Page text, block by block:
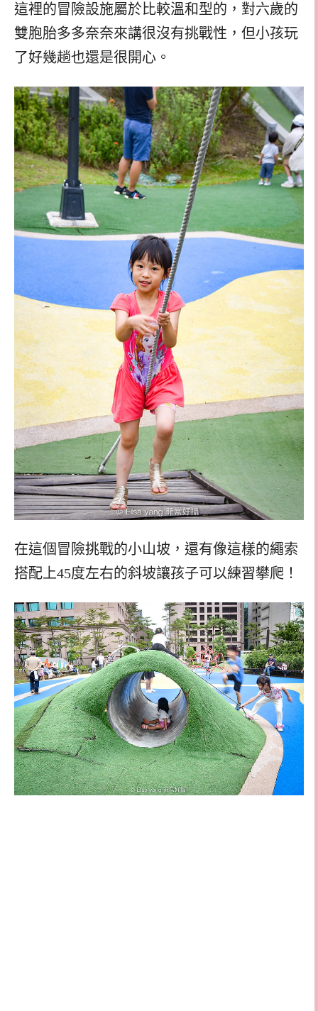
這裡的冒險設施屬於比較溫和型的，對六歲的
雙胞胎多多奈奈來講很沒有挑戰性，但小孩玩
了好幾趟也還是很開心。
在這個冒險挑戰的小山坡，還有像這樣的繩索
搭配上45度左右的斜坡讓孩子可以練習攀爬！